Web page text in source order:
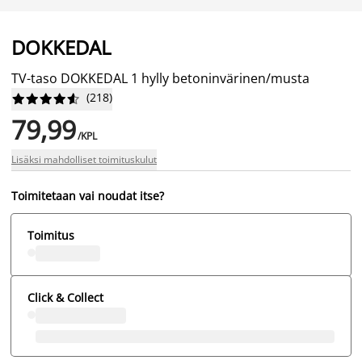
DOKKEDAL
TV-taso DOKKEDAL 1 hylly betoninvärinen/musta





 (218)
79,99/KPL
Lisäksi mahdolliset toimituskulut
Toimitetaan vai noudat itse?
Toimitus
Click & Collect